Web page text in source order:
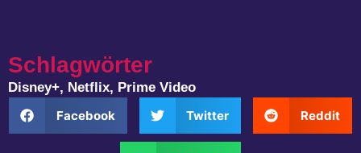
Schlagwörter
Disney+, Netflix, Prime Video
Facebook
Twitter Reddit